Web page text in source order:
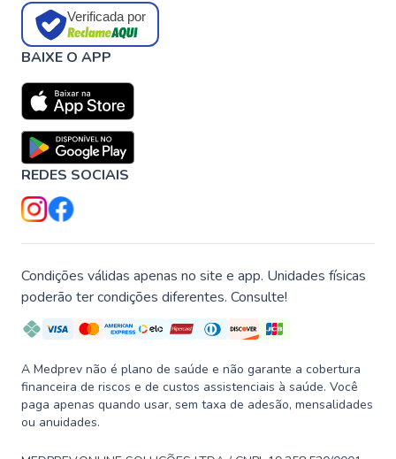
Verificada por
BAIXE O APP
REDES SOCIAIS
Condições válidas apenas no site e app. Unidades físicas
poderão ter condições diferentes. Consulte!
A Medprev não é plano de saúde e não garante a cobertura
financeira de riscos e de custos assistenciais à saúde. Você
paga apenas quando usar, sem taxa de adesão, mensalidades
ou anuidades.